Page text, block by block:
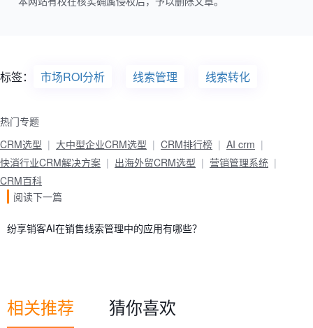
标签： 市场ROI分析 线索管理 线索转化
热门专题
CRM选型
大中型企业CRM选型 CRM排行榜
AI crm
快消行业CRM解决方案
出海外贸CRM选型
营销管理系统
CRM百科
阅读下一篇
纷享销客AI在销售线索管理中的应用有哪些？
相关推荐 猜你喜欢